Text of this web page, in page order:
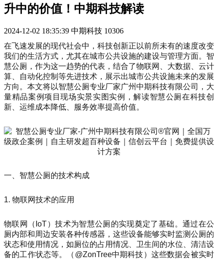
升中的价值！中期科技解读
2024-12-02 18:35:39 中期科技 10306
在飞速发展的现代社会中，科技创新正以前所未有的速度改变
我们的生活方式，尤其在城市公共设施的建设与管理方面。智
慧公厕，作为这一趋势的代表，结合了物联网、大数据、云计
算、自动化控制等先进技术，展示出城市公共设施未来的发展
方向。本文将以智慧公厕专业厂家广州中期科技有限公司，大
量精品案例项目现场实景实图实例，解读智慧公厕在科技创
新、运维成本降低、服务效率提高价值。
一、智慧公厕的技术构成
1. 物联网技术的应用
物联网（IoT）技术为智慧公厕的实现奠定了基础。通过在公
厕内部和周边安装各种传感器，这些设备能够实时监测公厕的
状态和使用情况，如厕位的占用情况、卫生间的水位、清洁设
备的工作状态等。（@ZonTree中期科技）这些数据会被实时